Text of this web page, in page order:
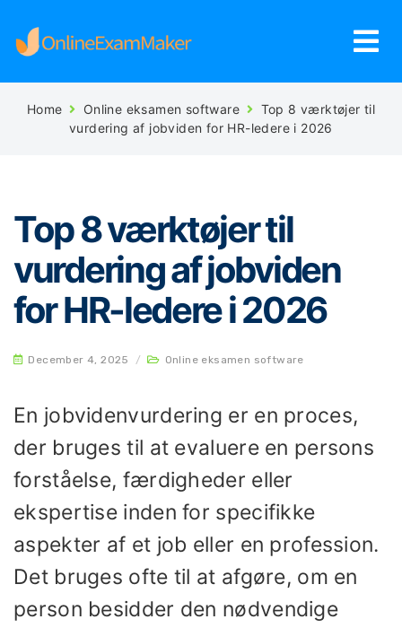
Home Online eksamen software
Top 8 værktøjer til
vurdering af jobviden for HR-ledere i 2026
Top 8 værktøjer til
vurdering af jobviden
for HR-ledere i 2026
December 4, 2025 / Online eksamen software
En jobvidenvurdering er en proces,
der bruges til at evaluere en persons
forståelse, færdigheder eller
ekspertise inden for specifikke
aspekter af et job eller en profession.
Det bruges ofte til at afgøre, om en
person besidder den nødvendige